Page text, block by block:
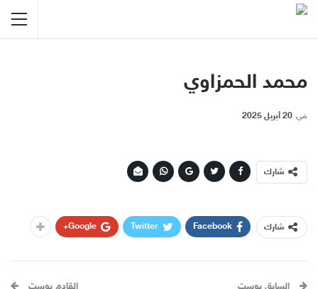
محمد الحمزاوي
في 20 أبريل 2025
شارك
شارك Facebook
Twitter
Google+